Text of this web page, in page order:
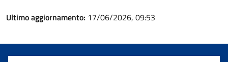
Ultimo aggiornamento: 17/06/2026, 09:53